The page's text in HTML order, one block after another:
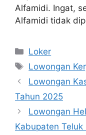
Alfamidi. Ingat,
Alfamidi tidak
Kategori
Loker
Tag
Lowongan
Lowongan
Tahun 2025
Lowongan
Kabupaten